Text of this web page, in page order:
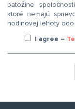
batožine
ktoré nemajú
hodinovej lehoty odo
I agree –